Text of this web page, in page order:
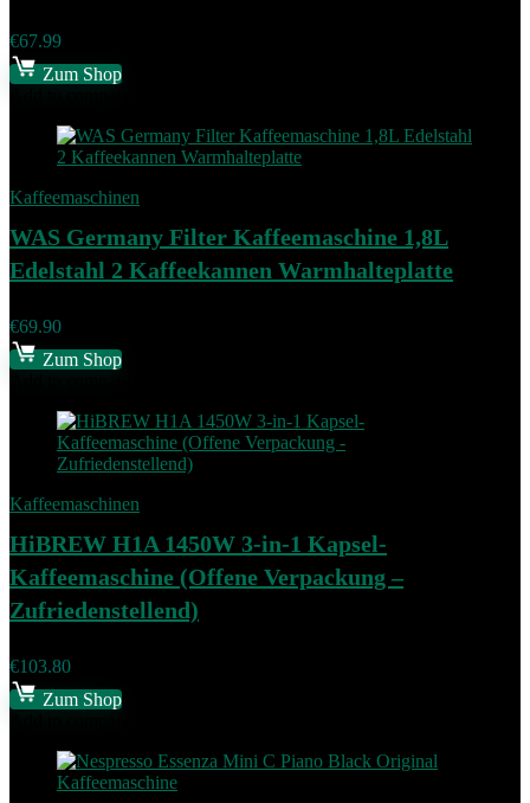
€67.99
Zum Shop
Kaffeemaschinen
WAS Germany Filter Kaffeemaschine 1,8L
Edelstahl 2 Kaffeekannen Warmhalteplatte
€69.90
Zum Shop
Kaffeemaschinen
HiBREW H1A 1450W 3-in-1 Kapsel-
Kaffeemaschine (Offene Verpackung –
Zufriedenstellend)
€103.80
Zum Shop